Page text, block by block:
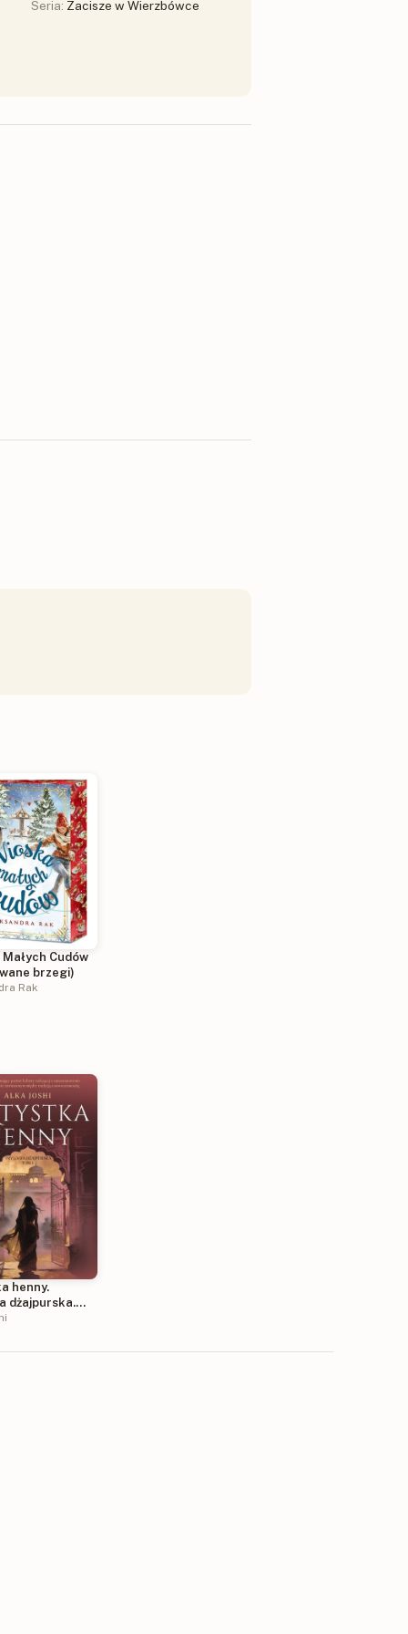
Seria: Zacisze w Wierzbówce
Cudów
brzegi)
Rak
henny.
dżajpurska.